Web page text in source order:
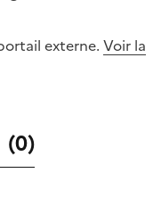
externe. Voir la
(0)